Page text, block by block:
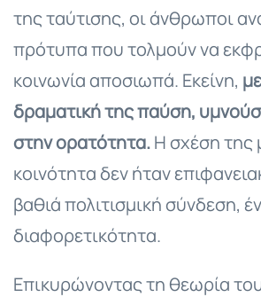
της ταύτισης, οι άνθρωποι
πρότυπα που τολμούν να
κοινωνία αποσιωπά. Εκείνη,
δραματική της παύση,
στην ορατότητα.Η σχέση της
κοινότητα δεν ήταν
βαθιά πολιτισμική σύνδεση,
διαφορετικότητα.
Επικυρώνοντας τη θεωρία